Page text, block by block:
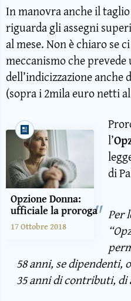
In manovra anche il
riguarda gli assegni
al mese. Non è chiaro se
meccanismo che
dell’indicizzazione
(sopra i 2mila euro netti
Opzione Donna:
ufficiale la proroga
17 Ottobre 2018
l’
di
Per
58 anni, se dipendenti,
35 anni di contributi, di